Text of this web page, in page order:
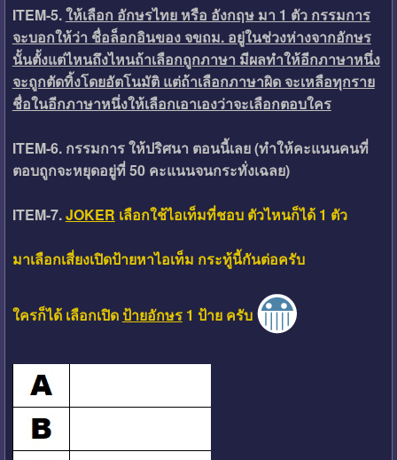
ITEM-5.ให้เลือก อักษรไทย หรือ อังกฤษ มา 1 ตัว กรรมการ
จะบอกให้ว่า ชื่อล็อกอินของ จขถม. อยู่ในช่วงห่างจากอักษร
นั้นตั้งแต่ไหนถึงไหนถ้าเลือกถูกภาษา มีผลทำให้อีกภาษาหนึ่ง
จะถูกตัดทิ้งโดยอัตโนมัติ แต่ถ้าเลือกภาษาผิด จะเหลือทุกราย
ชื่อในอีกภาษาหนึ่งให้เลือกเอาเองว่าจะเลือกตอบใคร
ITEM-6. กรรมการ ให้ปริศนา ตอนนี้เลย (ทำให้คะแนนคนที่
ตอบถูกจะหยุดอยู่ที่ 50 คะแนนจนกระทั่งเฉลย)
ITEM-7.JOKER เลือกใช้ไอเท็มที่ชอบ ตัวไหนก็ได้ 1 ตัว
มาเลือกเสี่ยงเปิดป้ายหาไอเท็ม กระทู้นี้กันต่อครับ
ใครก็ได้ เลือกเปิด ป้ายอักษร1 ป้าย ครับ